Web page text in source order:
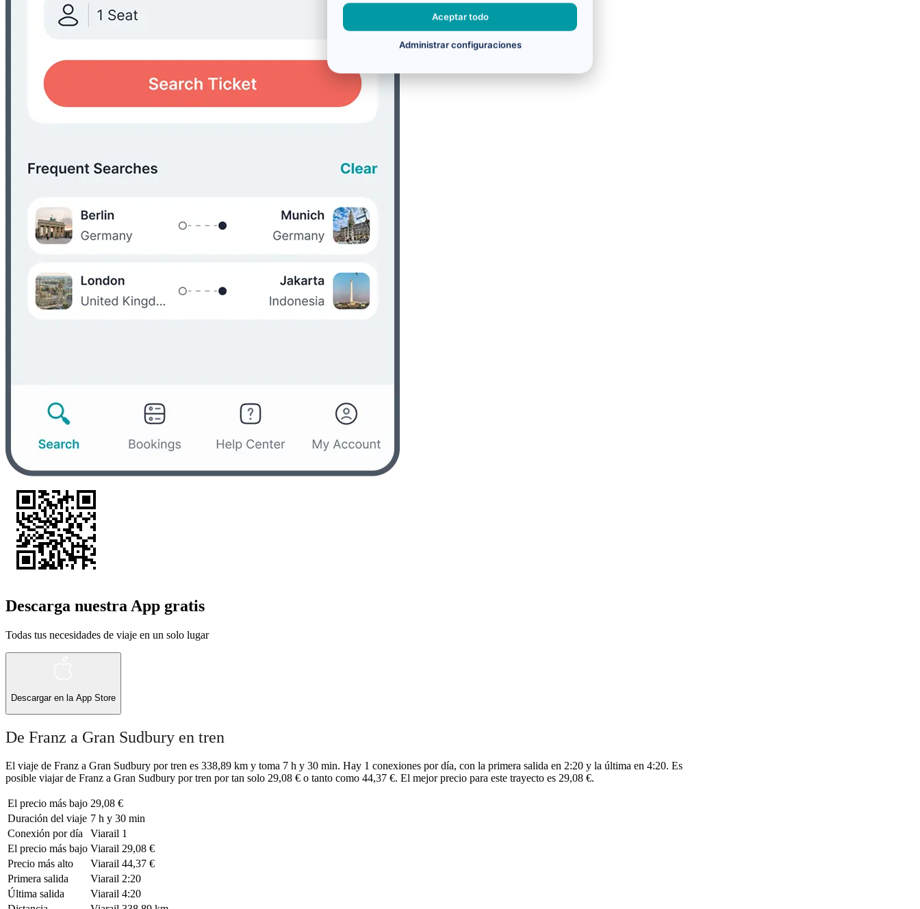
Descarga nuestra App gratis
Todas tus necesidades de viaje en un solo lugar
Descargar en la App Store
De Franz a Gran Sudbury en tren
El viaje de Franz a Gran Sudbury por tren es 338,89 km y toma 7 h y 30 min. Hay 1 conexiones por día, con la primera salida en 2:20 y la última en 4:20. Es
posible viajar de Franz a Gran Sudbury por tren por tan solo 29,08 € o tanto como 44,37 €. El mejor precio para este trayecto es 29,08 €.
El precio más bajo 29,08 €
Duración del viaje 7 h y 30 min
Conexión por día
Viarail 1
El precio más bajo Viarail 29,08 €
Precio más alto
Viarail 44,37 €
Primera salida
Viarail 2:20
Última salida
Viarail 4:20
Aceptar todo
Administrar configuraciones